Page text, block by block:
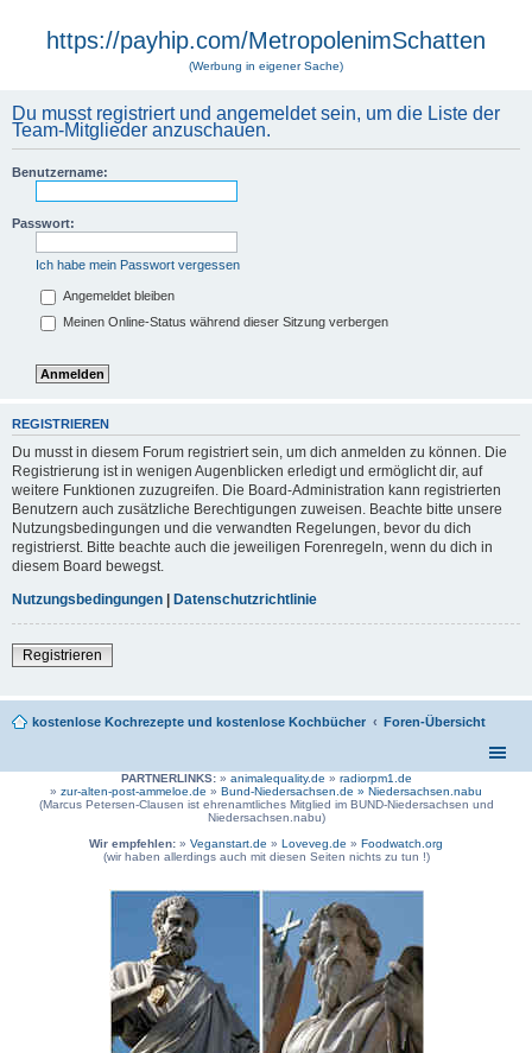
https://payhip.com/MetropolenimSchatten
(Werbung in eigener Sache)
Du musst registriert und angemeldet sein, um die Liste der
Team-Mitglieder anzuschauen.
Benutzername:
Passwort:
Ich habe mein Passwort vergessen
Angemeldet bleiben
Meinen Online-Status während dieser Sitzung verbergen
REGISTRIEREN
Du musst in diesem Forum registriert sein, um dich anmelden zu können. Die
Registrierung ist in wenigen Augenblicken erledigt und ermöglicht dir, auf
weitere Funktionen zuzugreifen. Die Board-Administration kann registrierten
Benutzern auch zusätzliche Berechtigungen zuweisen. Beachte bitte unsere
Nutzungsbedingungen und die verwandten Regelungen, bevor du dich
registrierst. Bitte beachte auch die jeweiligen Forenregeln, wenn du dich in
diesem Board bewegst.
Nutzungsbedingungen | Datenschutzrichtlinie
Registrieren
kostenlose Kochrezepte und kostenlose Kochbücher Foren-Übersicht
PARTNERLINKS:» animalequality.de » radiorpm1.de
» zur-alten-post-ammeloe.de » Bund-Niedersachsen.de » Niedersachsen.nabu
(Marcus Petersen-Clausen ist ehrenamtliches Mitglied im BUND-Niedersachsen und
Niedersachsen.nabu)
Wir empfehlen: » Veganstart.de » Loveveg.de » Foodwatch.org
(wir haben allerdings auch mit diesen Seiten nichts zu tun !)